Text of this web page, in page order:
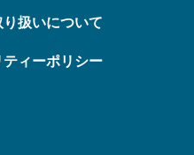
扱いについて
ィーポリシー